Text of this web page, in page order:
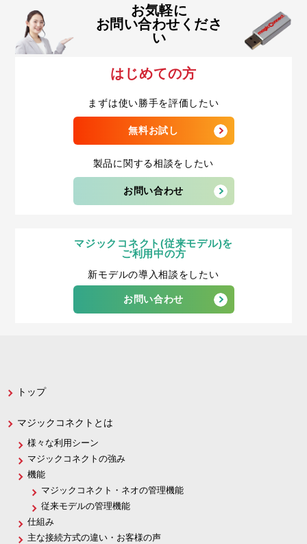
お気軽に
お問い合わせくださ
い
はじめての方
まずは使い勝手を評価したい
無料お試し
製品に関する相談をしたい
お問い合わせ
マジックコネクト(従来モデル)を
ご利用中の方
新モデルの導入相談をしたい
お問い合わせ
トップ
マジックコネクトとは
様々な利用シーン
マジックコネクトの強み
機能
マジックコネクト・ネオの管理機能
従来モデルの管理機能
仕組み
主な接続方式の違い・お客様の声